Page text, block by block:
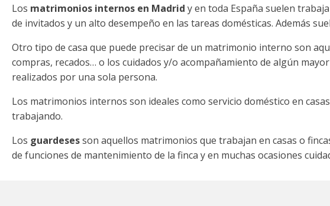
Los matrimonios internos en Madrid y en toda España suelen
de invitados y un alto desempeño en las tareas domésticas. Además
Otro tipo de casa que puede precisar de un matrimonio interno son
compras, recados… o los cuidados y/o acompañamiento de algún
realizados por una sola persona.
Los matrimonios internos son ideales como servicio doméstico en
trabajando.
Los guardesesson aquellos matrimonios que trabajan en casas o
de funciones de mantenimiento de la finca y en muchas ocasiones